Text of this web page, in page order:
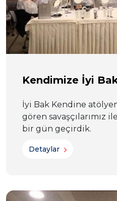
Kendimize İyi
İyi Bak Kendine
gören savaşçılarımız
bir gün geçirdik.
Detaylar